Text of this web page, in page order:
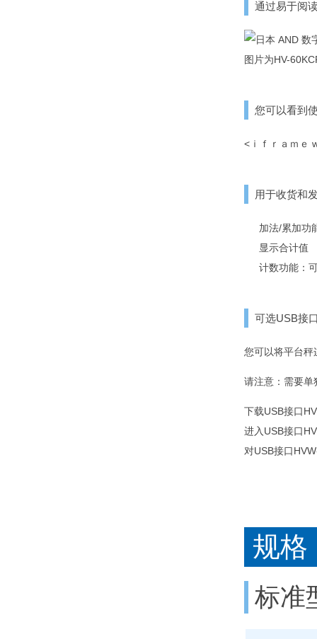
通过易于阅
图片为HV-
您可以看到
<ｉｆｒａｍｅ
用于收货和
加法/累加功
显示合计值
计数功能：
可选USB接
您可以将平台秤
请注意：需要单
下载USB接口
进入USB接口
对USB接口
规格
标准